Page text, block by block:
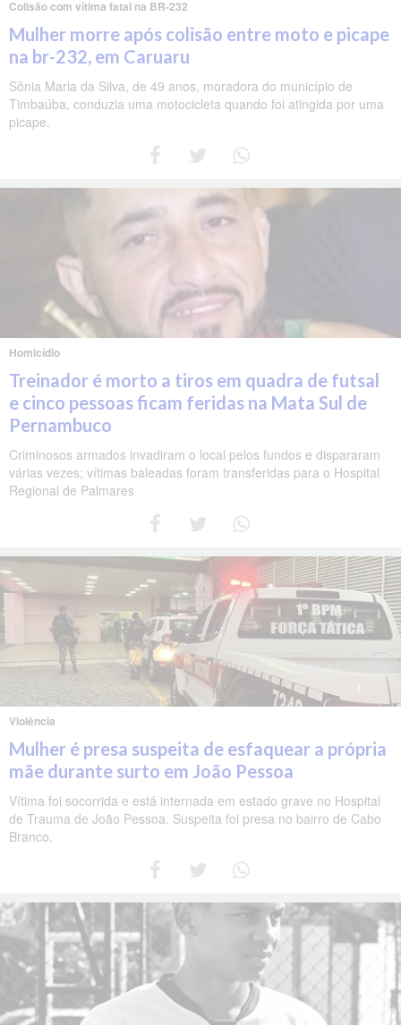
Colisão com vítima fatal na BR-232
Mulher morre após colisão entre moto e picape
na br-232, em Caruaru
Sônia Maria da Silva, de 49 anos, moradora do município de
Timbaúba, conduzia uma motocicleta quando foi atingida por uma
picape.
Homicídio
Treinador é morto a tiros em quadra de futsal
e cinco pessoas ficam feridas na Mata Sul de
Pernambuco
Criminosos armados invadiram o local pelos fundos e dispararam
várias vezes; vítimas baleadas foram transferidas para o Hospital
Regional de Palmares
Violência
Mulher é presa suspeita de esfaquear a própria
mãe durante surto em João Pessoa
Vítima foi socorrida e está internada em estado grave no Hospital
de Trauma de João Pessoa. Suspeita foi presa no bairro de Cabo
Branco.